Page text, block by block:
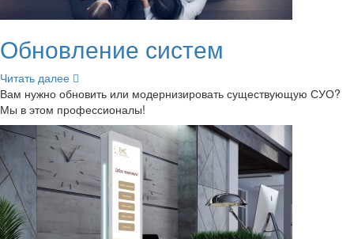
Об­нов­ле­ние си­стем
Чи­тать далее
Вам нужно об­но­вить или мо­дер­ни­зи­ро­вать су­ще­ству­ю­щую СУО?
Мы в этом про­фес­си­о­на­лы!